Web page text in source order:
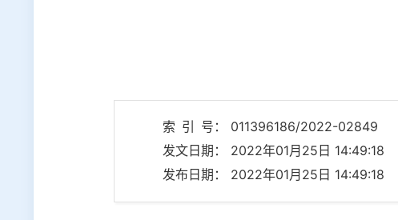
索 引 号： 011396186/2022-02849
发文日期： 2022年01月25日 14:49:18
发布日期： 2022年01月25日 14:49:18